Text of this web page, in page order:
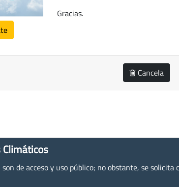
Gracias.
Cancela
Climáticos
de acceso y uso público; no obstante, se solicita